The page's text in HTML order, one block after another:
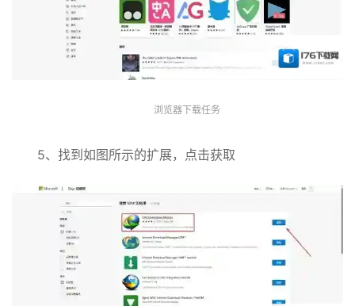
浏览器下载任务
5、找到如图所示的扩展，点击获取